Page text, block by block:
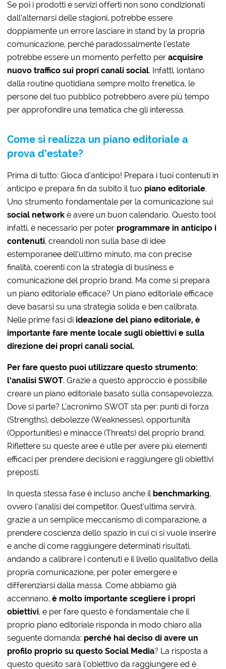
Se poi i prodotti e servizi offerti non sono condizionati
dall’alternarsi delle stagioni, potrebbe essere
doppiamente un errore lasciare in stand by la propria
comunicazione, perché paradossalmente l’estate
potrebbe essere un momento perfetto peracquisire
nuovo traffico sui propri canali social. Infatti, lontano
dalla routine quotidiana sempre molto frenetica, le
persone del tuo pubblico potrebbero avere più tempo
per approfondire una tematica che gli interessa.
Come si realizza un piano editoriale a
prova d’estate?
Prima di tutto:Gioca d’anticipo! Prepara i tuoi contenuti in
anticipo e prepara fin da subito il tuo piano editoriale.
Uno strumento fondamentale per la comunicazione sui
social network è avere un buon calendario. Questo tool
infatti, è necessario per poter programmare in anticipo i
contenuti, creandoli non sulla base di idee
estemporanee dell’ultimo minuto, ma con precise
finalità, coerenti con la strategia di business e
comunicazione del proprio brand. Ma come si prepara
un piano editoriale efficace? Un piano editoriale efficace
deve basarsi su una strategia solida e ben calibrata.
Nelle prime fasi di ideazione del piano editoriale, è
importante fare mente locale sugli obiettivi e sulla
direzione dei propri canali social.
Per fare questo puoi utilizzare questo strumento:
l’analisi SWOT.Grazie a questo approccio è possibile
creare un piano editoriale basato sulla consapevolezza.
Dove si parte? L’acronimo SWOT sta per: punti di forza
(Strengths), debolezze (Weaknesses), opportunità
(Opportunities) e minacce (Threats) del proprio brand.
Riflettere su queste aree è utile per avere più elementi
efficaci per prendere decisioni e raggiungere gli obiettivi
preposti.
In questa stessa fase è incluso anche il benchmarking,
ovvero l’analisi dei competitor.Quest’ultima servirà,
grazie a un semplice meccanismo di comparazione, a
prendere coscienza dello spazio in cui ci si vuole inserire
e anche di come raggiungere determinati risultati,
andando a calibrare i contenuti e il livello qualitativo della
propria comunicazione, per poter emergere e
differenziarsi dalla massa.Come abbiamo già
accennano,è molto importante scegliere i propri
obiettivi, e per fare questo è fondamentale che il
proprio piano editoriale risponda in modo chiaro alla
seguente domanda: perché hai deciso di avere un
profilo proprio su questo Social Media? La risposta a
questo quesito sarà l’obiettivo da raggiungere ed è